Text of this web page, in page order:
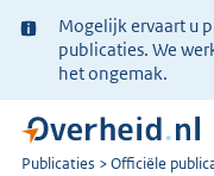
Ter
informatie:
Mogelijk ervaart u
publicaties. We
het ongemak.
U
Publicaties Officiële